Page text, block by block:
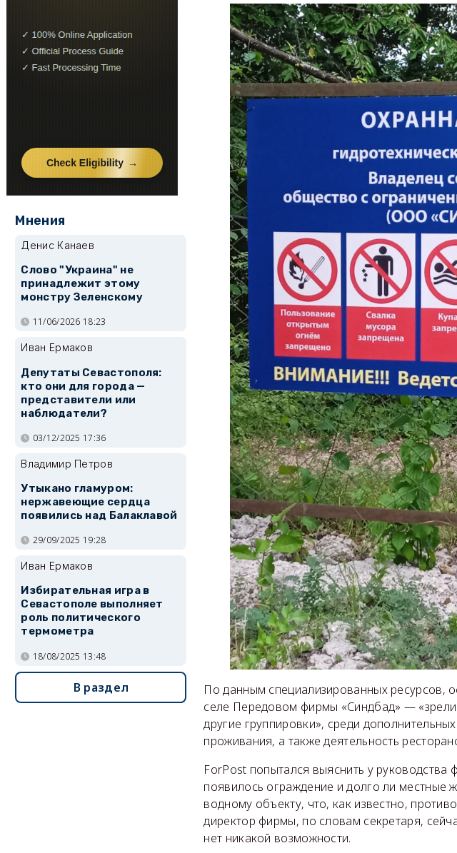
По данным специализированных ресурсов,
селе Передовом фирмы «Синдбад» —
другие группировки», среди
проживания, а также деятельность
ForPost попытался выяснить у
появилось ограждение и долго ли местные
водному объекту, что, как известно,
директор фирмы, по словам секретаря,
нет никакой возможности.
Мнения
Денис Канаев
Слово "Украина" не
принадлежит этому
монстру Зеленскому
11/06/2026 18:23
Иван Ермаков
Депутаты Севастополя:
кто они для города —
представители или
наблюдатели?
03/12/2025 17:36
Владимир Петров
Утыкано гламуром:
нержавеющие сердца
появились над Балаклавой
29/09/2025 19:28
Иван Ермаков
Избирательная игра в
Севастополе выполняет
роль политического
термометра
18/08/2025 13:48
В раздел